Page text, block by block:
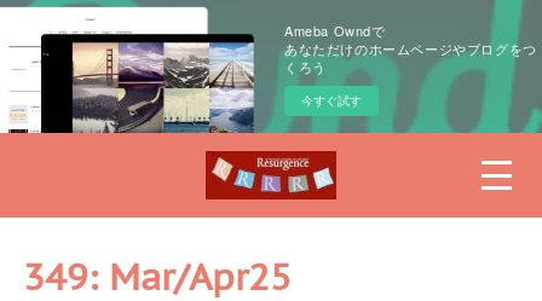
Ameba Owndで
あなただけのホームページやブログをつ
くろう
今すぐ試す
349: Mar/Apr25